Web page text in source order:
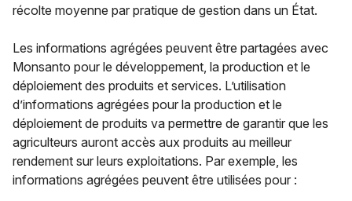
récolte moyenne par pratique de gestion dans un État.
Les informations agrégées peuvent être partagées avec
Monsanto pour le développement, la production et le
déploiement des produits et services. L’utilisation
d’informations agrégées pour la production et le
déploiement de produits va permettre de garantir que les
agriculteurs auront accès aux produits au meilleur
rendement sur leurs exploitations. Par exemple, les
informations agrégées peuvent être utilisées pour :